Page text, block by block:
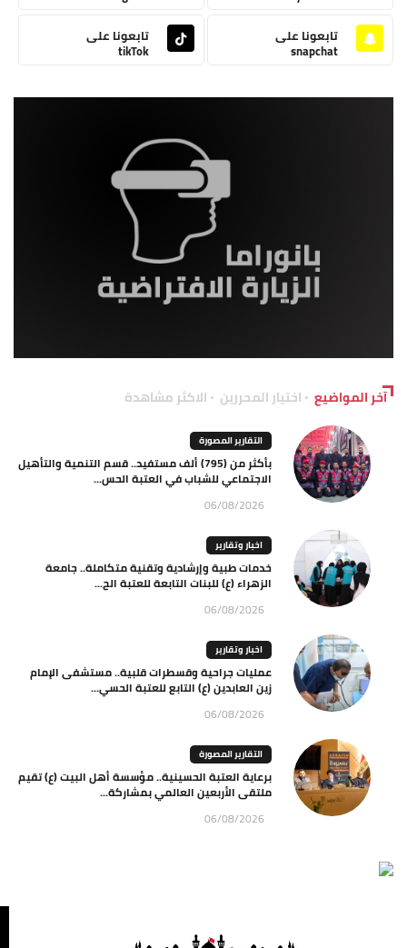
تابعونا على
snapchat
تابعونا على
tikTok
آخر المواضيع اختيار المحررين الاكثر مشاهدة
التقارير المصورة
بأكثر من (795) ألف مستفيد.. قسم التنمية والتأهيل
الاجتماعي للشباب في العتبة الحس...
06/08/2026
اخبار وتقارير
خدمات طبية وإرشادية وتقنية متكاملة.. جامعة
الزهراء (ع) للبنات التابعة للعتبة الح...
06/08/2026
اخبار وتقارير
عمليات جراحية وقسطرات قلبية.. مستشفى الإمام
زين العابدين (ع) التابع للعتبة الحسي...
06/08/2026
التقارير المصورة
برعاية العتبة الحسينية.. مؤسسة أهل البيت (ع) تقيم
ملتقى الأربعين العالمي بمشاركة...
06/08/2026